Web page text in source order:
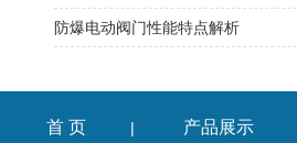
防爆电动阀门性能特点解析
首 页 | 产品展示